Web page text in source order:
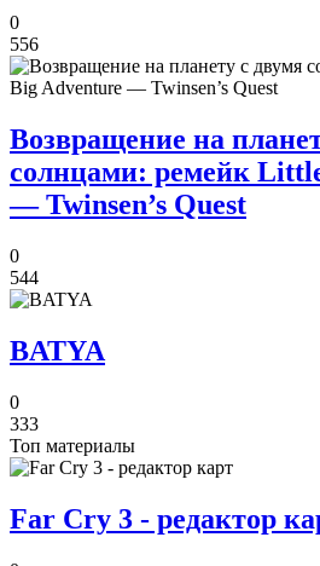
0
556
Возвращение на
солнцами: ремейк
— Twinsen’s Quest
0
544
BATYA
0
333
Топ материалы
Far Cry 3 - редактор